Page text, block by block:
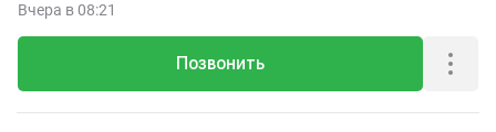
Позвонить
Вчера в 08:21